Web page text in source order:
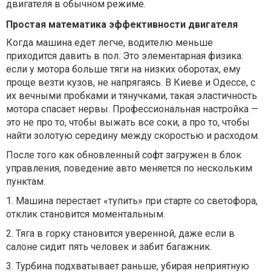
двигателя в обычном режиме.
Простая математика эффективности двигателя
Когда машина едет легче, водителю меньше
приходится давить в пол. Это элементарная физика:
если у мотора больше тяги на низких оборотах, ему
проще везти кузов, не напрягаясь. В Киеве и Одессе, с
их вечными пробками и тянучками, такая эластичность
мотора спасает нервы. Профессиональная настройка —
это не про то, чтобы выжать все соки, а про то, чтобы
найти золотую середину между скоростью и расходом.
После того как обновленный софт загружен в блок
управления, поведение авто меняется по нескольким
пунктам.
1. Машина перестает «тупить» при старте со светофора,
отклик становится моментальным.
2. Тяга в горку становится уверенной, даже если в
салоне сидит пять человек и забит багажник.
3. Турбина подхватывает раньше, убирая неприятную